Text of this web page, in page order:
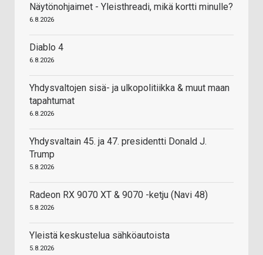
Näytönohjaimet - Yleisthreadi, mikä kortti minulle?
6.8.2026
Diablo 4
6.8.2026
Yhdysvaltojen sisä- ja ulkopolitiikka & muut maan
tapahtumat
6.8.2026
Yhdysvaltain 45. ja 47. presidentti Donald J.
Trump
5.8.2026
Radeon RX 9070 XT & 9070 -ketju (Navi 48)
5.8.2026
Yleistä keskustelua sähköautoista
5.8.2026